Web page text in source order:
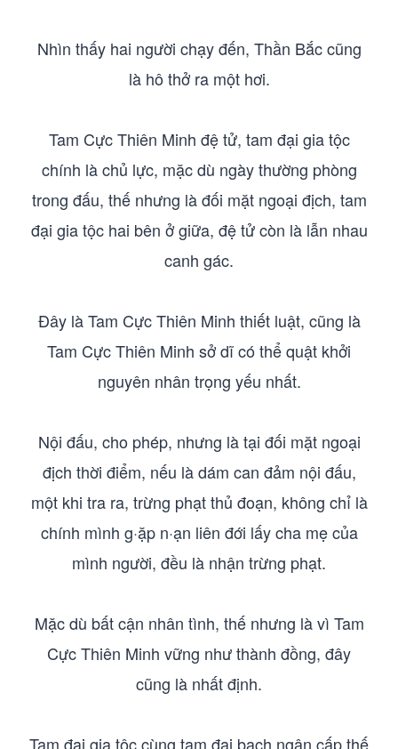
Nhìn thấy hai người chạy đến, Thần Bắc cũng
là hô thở ra một hơi.
Tam Cực Thiên Minh đệ tử, tam đại gia tộc
chính là chủ lực, mặc dù ngày thường phòng
trong đấu, thế nhưng là đối mặt ngoại địch, tam
đại gia tộc hai bên ở giữa, đệ tử còn là lẫn nhau
canh gác.
Đây là Tam Cực Thiên Minh thiết luật, cũng là
Tam Cực Thiên Minh sở dĩ có thể quật khởi
nguyên nhân trọng yếu nhất.
Nội đấu, cho phép, nhưng là tại đối mặt ngoại
địch thời điểm, nếu là dám can đảm nội đấu,
một khi tra ra, trừng phạt thủ đoạn, không chỉ là
chính mình g·ặp n·ạn liên đới lấy cha mẹ của
mình người, đều là nhận trừng phạt.
Mặc dù bất cận nhân tình, thế nhưng là vì Tam
Cực Thiên Minh vững như thành đồng, đây
cũng là nhất định.
Tam đại gia tộc cùng tam đại bạch ngân cấp thế